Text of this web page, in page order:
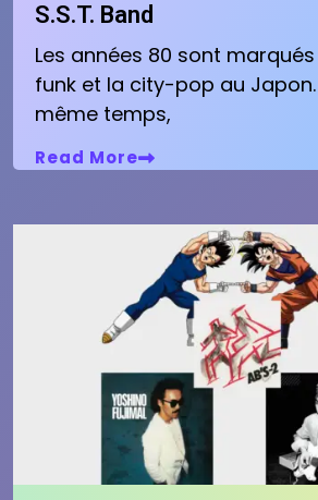
S.S.T. Band
Les années 80 sont
funk et la city-pop au
même temps,
Read More